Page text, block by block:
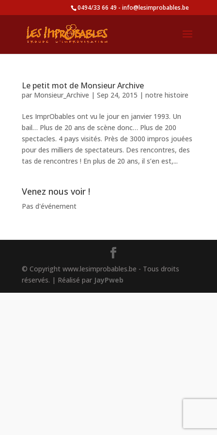
0494/33 66 49 - info@lesimprobables.be
Le petit mot de Monsieur Archive
par Monsieur_Archive | Sep 24, 2015 | notre histoire
Les ImprObables ont vu le jour en janvier 1993. Un
bail… Plus de 20 ans de scène donc… Plus de 200
spectacles. 4 pays visités. Près de 3000 impros jouées
pour des milliers de spectateurs. Des rencontres, des
tas de rencontres ! En plus de 20 ans, il s’en est,...
Venez nous voir !
Pas d'événement
© Copyright www.lesimprobables.be - Tous droits
réservés. | Réalisé par JayPweb